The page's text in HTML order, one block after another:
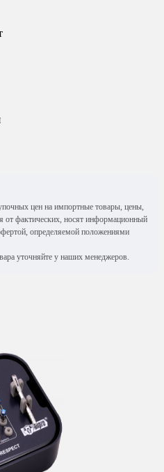
цен на импортные товары, цены,
от фактических, носят информационный
определяемой положениями
уточняйте у наших менеджеров.